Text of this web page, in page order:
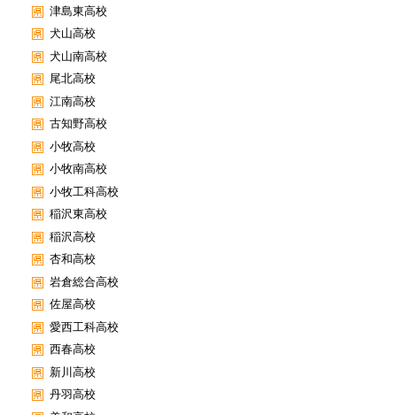
津島東高校
犬山高校
犬山南高校
尾北高校
江南高校
古知野高校
小牧高校
小牧南高校
小牧工科高校
稲沢東高校
稲沢高校
杏和高校
岩倉総合高校
佐屋高校
愛西工科高校
西春高校
新川高校
丹羽高校